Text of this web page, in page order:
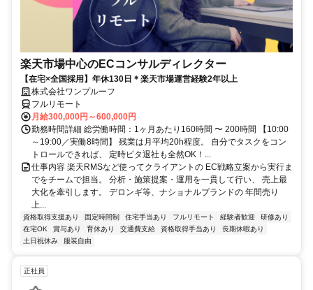
楽天市場中心のECコンサルディレクター
【在宅×全国採用】年休130日＊楽天市場運営経験2年以上
株式会社ワンプルーフ
フルリモート
月給300,000円～600,000円
勤務時間詳細 総労働時間：1ヶ月あたり160時間 〜 200時間 【10:00
～19:00／実働8時間】 残業は月平均20h程度。 自分でタスクをコン
トロールできれば、 定時ピタ退社も全然OK！...
仕事内容 楽天RMSなど使ってクライアントの EC戦略立案から実行ま
でをチームで担当。 分析・施策提案・運用を一貫して行い、 売上最
大化を牽引します。 デロンギ等、ナショナルブランドの 年間売り
上...
資格取得支援あり 固定時間制 住宅手当あり フルリモート 経験者歓迎
研修あり
在宅OK
賞与あり 育休あり 交通費支給 資格取得手当あり
長期休暇あり
土日祝休み
服装自由
正社員